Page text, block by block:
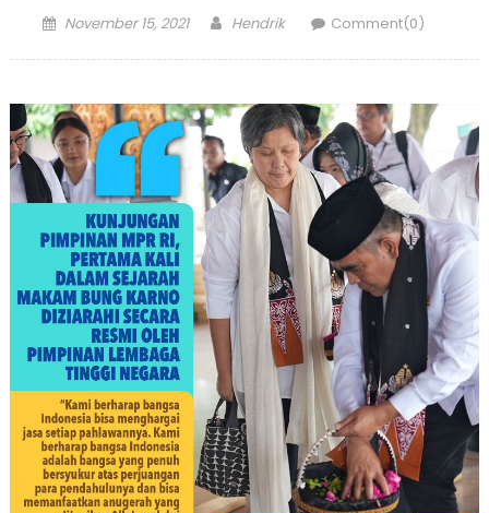
Posted
November 15, 2021 Author
Hendrik Comment(0)